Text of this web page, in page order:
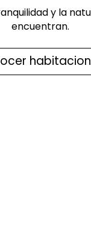
y la
encuentran.